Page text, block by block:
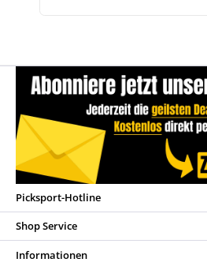
Picksport-Hotline
Shop Service
Informationen